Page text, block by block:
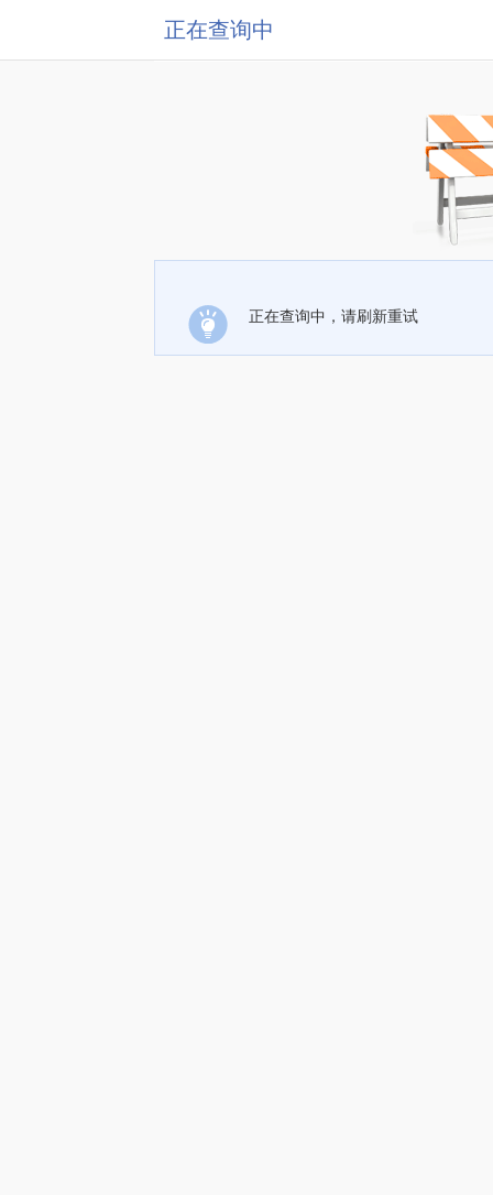
正在查询中
正在查询中，请刷新重试